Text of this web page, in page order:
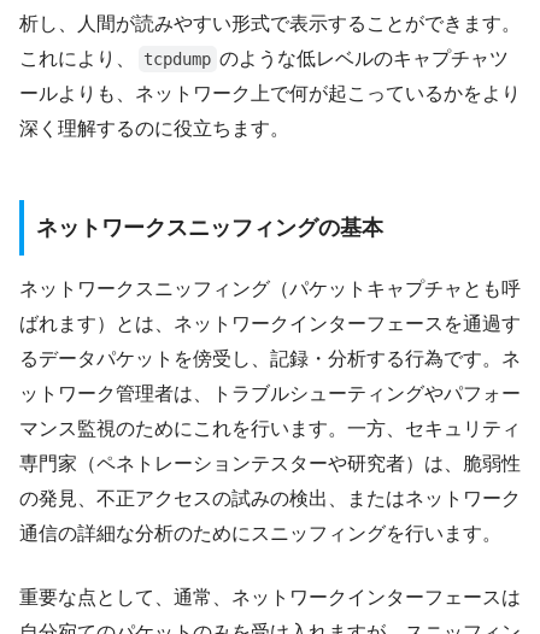
析し、人間が読みやすい形式で表示することができます。
これにより、
tcpdump のような低レベルのキャプチャツ
ールよりも、ネットワーク上で何が起こっているかをより
深く理解するのに役立ちます。
ネットワークスニッフィングの基本
ネットワークスニッフィング（パケットキャプチャとも呼
ばれます）とは、ネットワークインターフェースを通過す
るデータパケットを傍受し、記録・分析する行為です。ネ
ットワーク管理者は、トラブルシューティングやパフォー
マンス監視のためにこれを行います。一方、セキュリティ
専門家（ペネトレーションテスターや研究者）は、脆弱性
の発見、不正アクセスの試みの検出、またはネットワーク
通信の詳細な分析のためにスニッフィングを行います。
重要な点として、通常、ネットワークインターフェースは